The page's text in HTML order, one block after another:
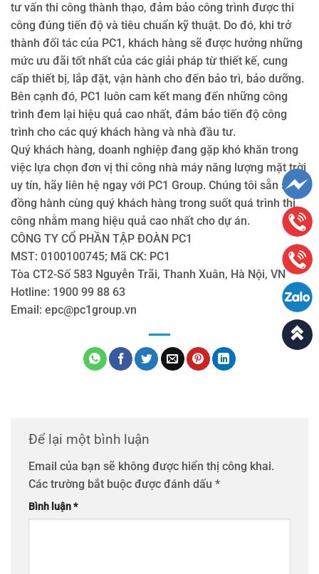
tư vấn thi công thành thạo, đảm bảo công trình được thi
công đúng tiến độ và tiêu chuẩn kỹ thuật. Do đó, khi trở
thành đối tác của PC1, khách hàng sẽ được hưởng những
mức ưu đãi tốt nhất của các giải pháp từ thiết kế, cung
cấp thiết bị, lắp đặt, vận hành cho đến bảo trì, bảo dưỡng.
Bên cạnh đó, PC1 luôn cam kết mang đến những công
trình đem lại hiệu quả cao nhất, đảm bảo tiến độ công
trình cho các quý khách hàng và nhà đầu tư.
Quý khách hàng, doanh nghiệp đang gặp khó khăn trong
việc lựa chọn đơn vị thi công nhà máy năng lượng mặt trời
uy tín, hãy liên hệ ngay với PC1 Group. Chúng tôi sẵn sàng
đồng hành cùng quý khách hàng trong suốt quá trình thi
công nhằm mang hiệu quả cao nhất cho dự án.
CÔNG TY CỔ PHẦN TẬP ĐOÀN PC1
MST: 0100100745; Mã CK: PC1
Tòa CT2-Số 583 Nguyễn Trãi, Thanh Xuân, Hà Nội, VN
Hotline: 1900 99 88 63
Email: epc@pc1group.vn
Để lại một bình luận
Email của bạn sẽ không được hiển thị công khai.
Các trường bắt buộc được đánh dấu *
Bình luận*